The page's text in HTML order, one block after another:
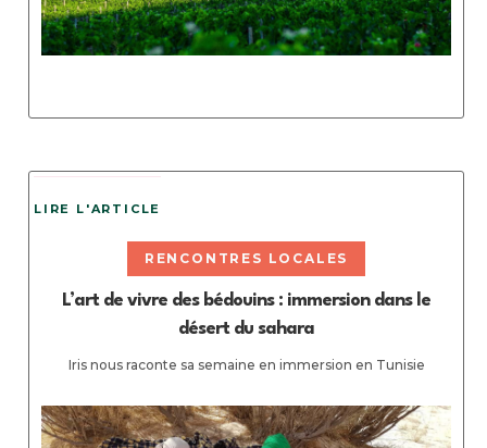
RENCONTRES LOCALES
L’art de vivre des bédouins : immersion dans le
désert du sahara
Iris nous raconte sa semaine en immersion en Tunisie
LIRE L'ARTICLE